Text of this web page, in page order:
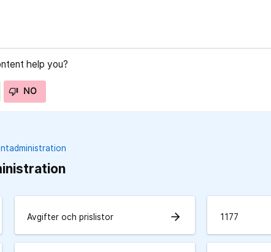
help you?
NO
Avgifter och prislistor arrow_forward 1177